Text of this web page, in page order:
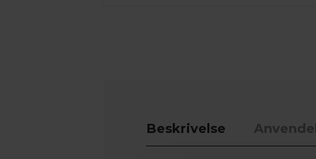
Beskrivelse